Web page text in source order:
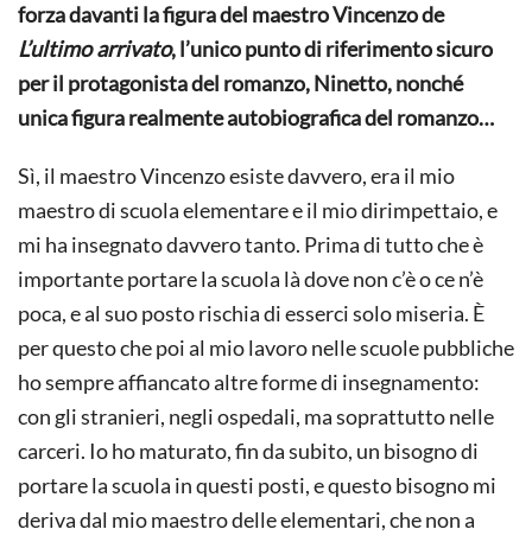
forza davanti la figura del maestro Vincenzo de
L’ultimo arrivato, l’unico punto di riferimento sicuro
per il protagonista del romanzo, Ninetto, nonché
unica figura realmente autobiografica del romanzo…
Sì, il maestro Vincenzo esiste davvero, era il mio
maestro di scuola elementare e il mio dirimpettaio, e
mi ha insegnato davvero tanto. Prima di tutto che è
importante portare la scuola là dove non c’è o ce n’è
poca, e al suo posto rischia di esserci solo miseria. È
per questo che poi al mio lavoro nelle scuole pubbliche
ho sempre affiancato altre forme di insegnamento:
con gli stranieri, negli ospedali, ma soprattutto nelle
carceri. Io ho maturato, fin da subito, un bisogno di
portare la scuola in questi posti, e questo bisogno mi
deriva dal mio maestro delle elementari, che non a